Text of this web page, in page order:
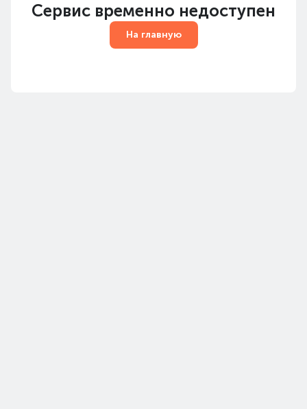
Сервис временно недоступен
На главную